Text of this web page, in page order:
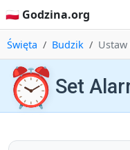
🇵🇱 Godzina.org
Święta Budzik Ustaw
⏰ Set